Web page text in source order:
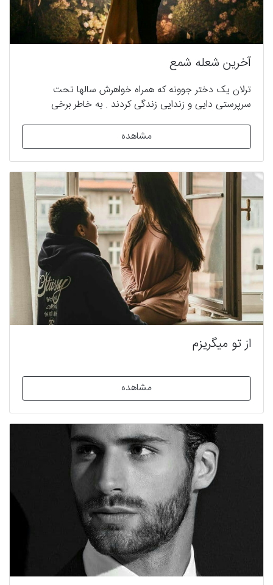
آخرین شعله شمع
ترلان یک دختر جوونه که همراه خواهرش سالها تحت
سرپرستی دایی و زندایی زندگی کردند . به خاطر برخی
خود را تحت الشعاع قرار می دهد و ناخواسته درگیر بازی مرد
جوانی می شود که با هدفی خاص مدتهاست او را تحت نظر
دارد . بستر زمانی و مکانی داستان حال و جامعه امروزیست .
اما گذشته دختر جوون داستان ، بر حال و آینده اش تاثیری
ژرف خواهد گذاشت … تنهایی ، عشق و ایثار کلمات کلیدی
این رمان است .
مشاهده
از تو میگریزم
مشاهده